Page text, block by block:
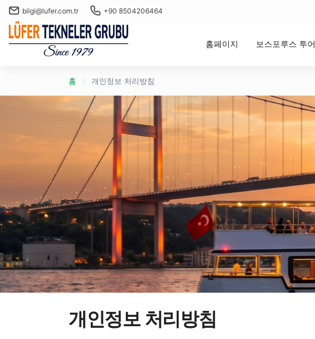
bilgi@lufer.com.tr +90 8504206464
홈페이지 보스포루스 투어
홈 개인정보 처리방침
개인정보 처리방침